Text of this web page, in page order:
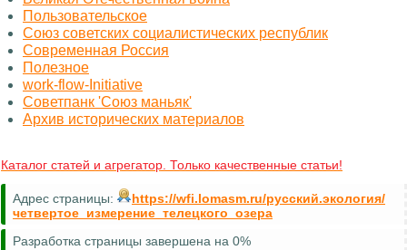
Пользовательское
Союз советских социалистических республик
Современная Россия
Полезное
work-flow-Initiative
Советпанк 'Союз маньяк'
Архив исторических материалов
Каталог статей и агрегатор. Только качественные статьи!
Адрес страницы:
https://wfi.lomasm.ru/русский.экология/
четвертое_измерение_телецкого_озера
Разработка страницы завершена на 0%